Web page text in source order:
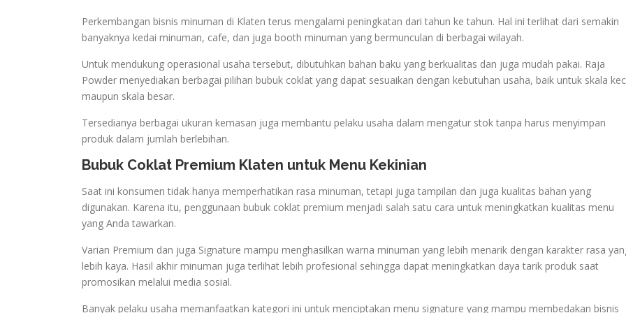
Perkembangan bisnis minuman di Klaten terus mengalami peningkatan dari tahun ke tahun. Hal ini terlihat dari semakin
banyaknya kedai minuman, cafe, dan juga booth minuman yang bermunculan di berbagai wilayah.
Untuk mendukung operasional usaha tersebut, dibutuhkan bahan baku yang berkualitas dan juga mudah pakai. Raja
Powder menyediakan berbagai pilihan bubuk coklat yang dapat sesuaikan dengan kebutuhan usaha, baik untuk skala
maupun skala besar.
Tersedianya berbagai ukuran kemasan juga membantu pelaku usaha dalam mengatur stok tanpa harus menyimpan
produk dalam jumlah berlebihan.
Bubuk Coklat Premium Klaten untuk Menu Kekinian
Saat ini konsumen tidak hanya memperhatikan rasa minuman, tetapi juga tampilan dan juga kualitas bahan yang
digunakan. Karena itu, penggunaan bubuk coklat premium menjadi salah satu cara untuk meningkatkan kualitas menu
yang Anda tawarkan.
Varian Premium dan juga Signature mampu menghasilkan warna minuman yang lebih menarik dengan karakter rasa
lebih kaya. Hasil akhir minuman juga terlihat lebih profesional sehingga dapat meningkatkan daya tarik produk saat
promosikan melalui media sosial.
Banyak pelaku usaha memanfaatkan kategori ini untuk menciptakan menu signature yang mampu membedakan bisnis